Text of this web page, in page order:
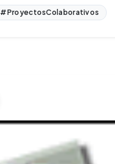
#ProyectosColaborativos